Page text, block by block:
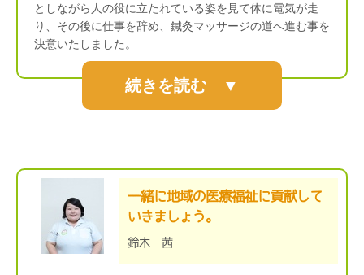
としながら人の役に立たれている姿を見て体に電気が走
り、その後に仕事を辞め、鍼灸マッサージの道へ進む事を
決意いたしました。
続きを読む ▼
一緒に地域の医療福祉に貢献して
いきましょう。
鈴木 茜